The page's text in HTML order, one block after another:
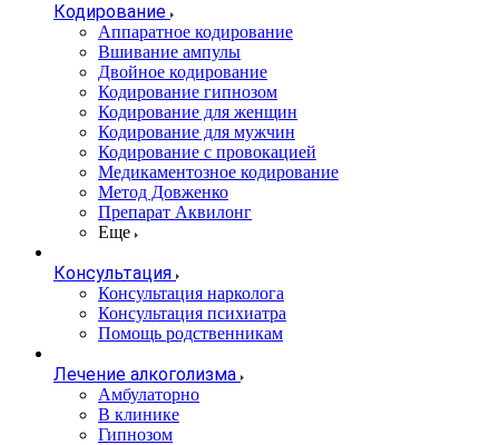
Кодирование
Аппаратное кодирование
Вшивание ампулы
Двойное кодирование
Кодирование гипнозом
Кодирование для женщин
Кодирование для мужчин
Кодирование с провокацией
Медикаментозное кодирование
Метод Довженко
Препарат Аквилонг
Еще
Консультация
Консультация нарколога
Консультация психиатра
Помощь родственникам
Лечение алкоголизма
Амбулаторно
В клинике
Гипнозом